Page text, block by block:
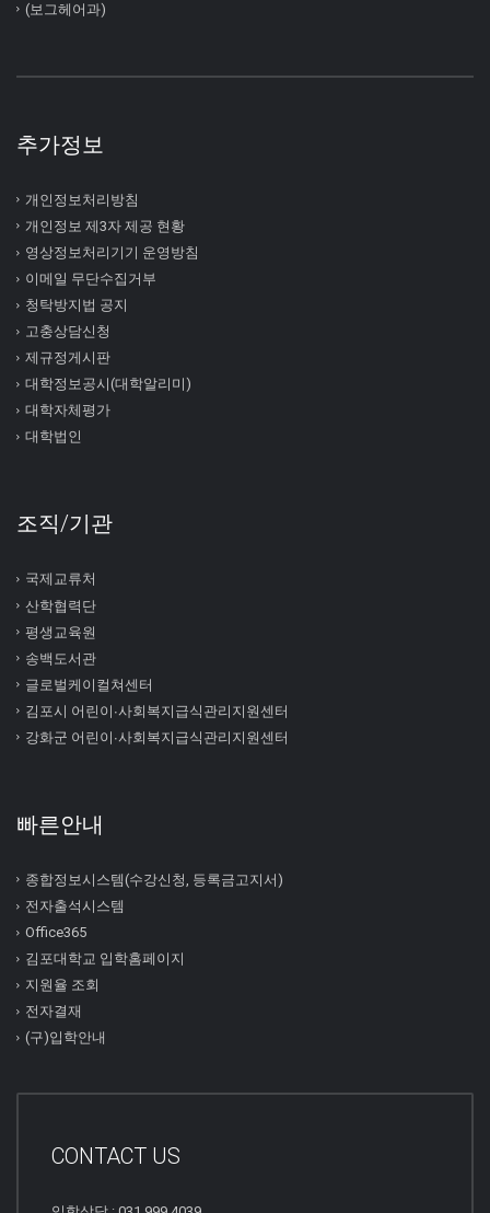
(보그헤어과)
추가정보
개인정보처리방침
개인정보 제3자 제공 현황
영상정보처리기기 운영방침
이메일 무단수집거부
청탁방지법 공지
고충상담신청
제규정게시판
대학정보공시(대학알리미)
대학자체평가
대학법인
조직/기관
국제교류처
산학협력단
평생교육원
송백도서관
글로벌케이컬쳐센터
김포시 어린이∙사회복지급식관리지원센터
강화군 어린이∙사회복지급식관리지원센터
빠른안내
종합정보시스템(수강신청, 등록금고지서)
전자출석시스템
Office365
김포대학교 입학홈페이지
지원율 조회
전자결재
(구)입학안내
CONTACT US